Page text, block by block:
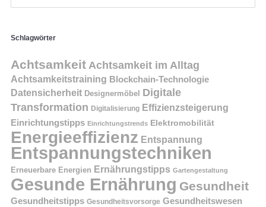
Schlagwörter
Achtsamkeit Achtsamkeit im Alltag
Achtsamkeitstraining Blockchain-Technologie
Datensicherheit Designermöbel
Digitale
Transformation Digitalisierung Effizienzsteigerung
Einrichtungstipps Einrichtungstrends Elektromobilität
Energieeffizienz Entspannung
Entspannungstechniken
Erneuerbare Energien Ernährungstipps Gartengestaltung
Gesunde Ernährung Gesundheit
Gesundheitstipps Gesundheitsvorsorge Gesundheitswesen